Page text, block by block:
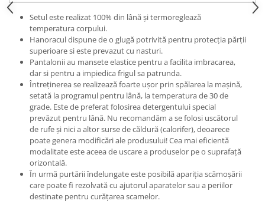
Setul este realizat 100% din lână și termoreglează
temperatura corpului.
Hanoracul dispune de o glugă potrivită pentru protecția părții
superioare si este prevazut cu nasturi.
Pantalonii au mansete elastice pentru a facilita imbracarea,
dar si pentru a impiedica frigul sa patrunda.
Întreținerea se realizează foarte ușor prin spălarea la mașină,
setată la programul pentru lână, la temperatura de 30 de
grade. Este de preferat folosirea detergentului special
prevăzut pentru lână. Nu recomandăm a se folosi uscătorul
de rufe și nici a altor surse de căldură (calorifer), deoarece
poate genera modificări ale produsului! Cea mai eficientă
modalitate este aceea de uscare a produselor pe o suprafață
orizontală.
În urmă purtării îndelungate este posibilă apariția scămoșării
care poate fi rezolvată cu ajutorul aparatelor sau a periilor
destinate pentru curățarea scamelor.